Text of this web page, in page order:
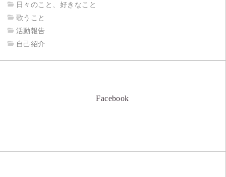
日々のこと、好きなこと
歌うこと
活動報告
自己紹介
Facebook